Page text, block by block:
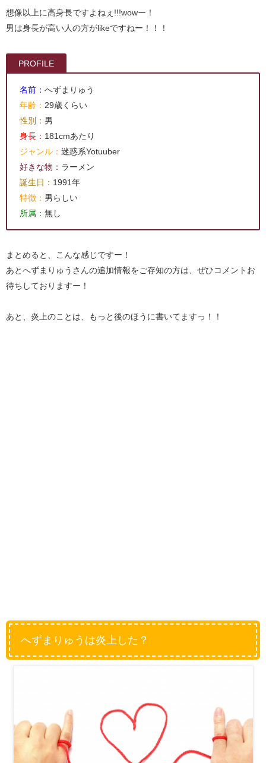
想像以上に高身長ですよねぇ!!!wowー！
男は身長が高い人の方がlikeですねー！！！
PROFILE
名前： へずまりゅう
年齢： 29歳くらい
性別： 男
身長： 181cmあたり
ジャンル： 迷惑系Yotuuber
好きな物： ラーメン
誕生日： 1991年
特徴： 男らしい
所属： 無し
まとめると、こんな感じですー！
あとへずまりゅうさんの追加情報をご存知の方は、ぜひコメントお
待ちしておりますー！
あと、炎上のことは、もっと後のほうに書いてますっ！！
へずまりゅうは炎上した？